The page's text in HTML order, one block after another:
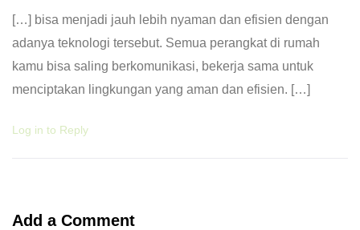
[…] bisa menjadi jauh lebih nyaman dan efisien dengan
adanya teknologi tersebut. Semua perangkat di rumah
kamu bisa saling berkomunikasi, bekerja sama untuk
menciptakan lingkungan yang aman dan efisien. […]
Log in to Reply
Add a Comment